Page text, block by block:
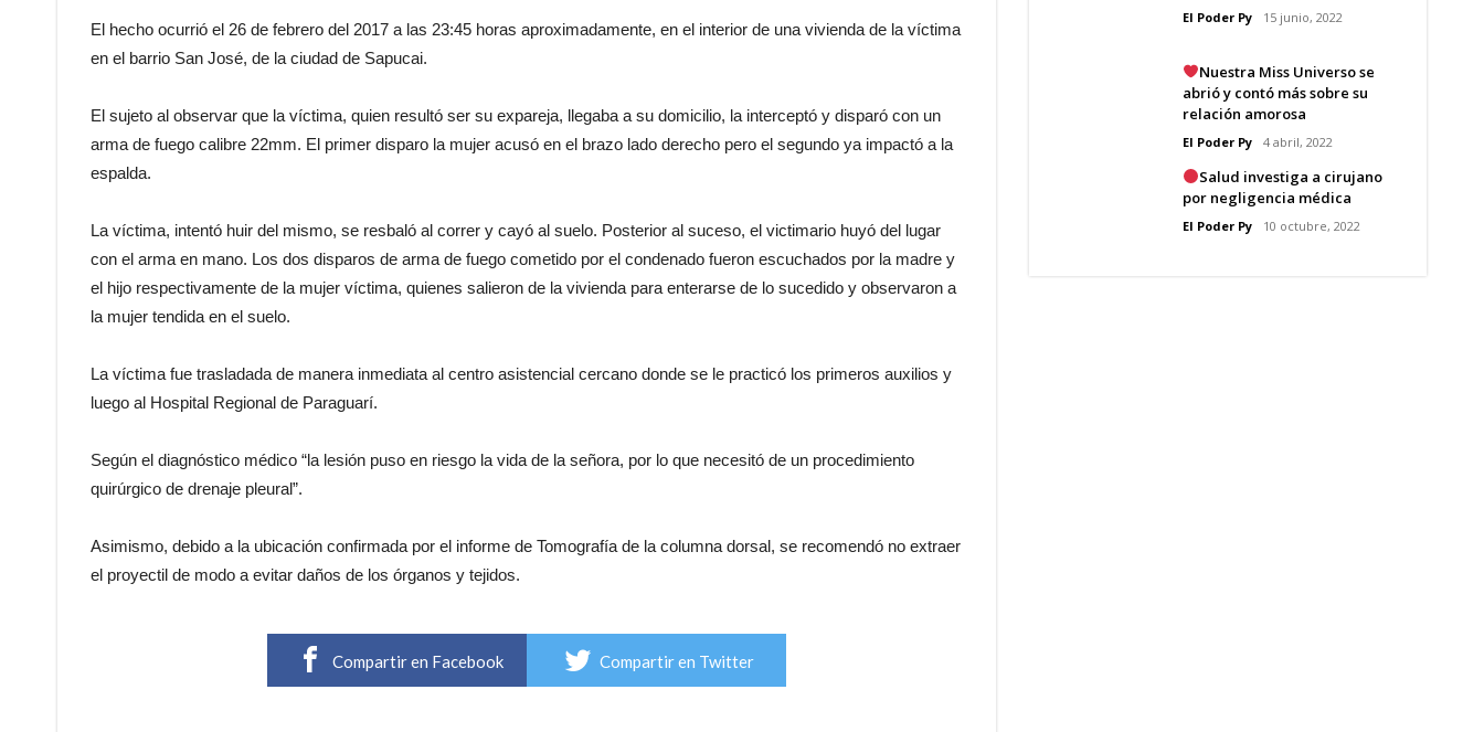
El hecho ocurrió el 26 de febrero del 2017 a las 23:45 horas aproximadamente, en el interior de una vivienda de la víctima
en el barrio San José, de la ciudad de Sapucai.
El sujeto al observar que la víctima, quien resultó ser su expareja, llegaba a su domicilio, la interceptó y disparó con un
arma de fuego calibre 22mm. El primer disparo la mujer acusó en el brazo lado derecho pero el segundo ya impactó a la
espalda.
La víctima, intentó huir del mismo, se resbaló al correr y cayó al suelo. Posterior al suceso, el victimario huyó del lugar
con el arma en mano. Los dos disparos de arma de fuego cometido por el condenado fueron escuchados por la madre y
el hijo respectivamente de la mujer víctima, quienes salieron de la vivienda para enterarse de lo sucedido y observaron a
la mujer tendida en el suelo.
La víctima fue trasladada de manera inmediata al centro asistencial cercano donde se le practicó los primeros auxilios y
luego al Hospital Regional de Paraguarí.
Según el diagnóstico médico “la lesión puso en riesgo la vida de la señora, por lo que necesitó de un procedimiento
quirúrgico de drenaje pleural”.
Asimismo, debido a la ubicación confirmada por el informe de Tomografía de la columna dorsal, se recomendó no extraer
el proyectil de modo a evitar daños de los órganos y tejidos.
Compartir en Facebook Compartir en Twitter
El Poder Py 15 junio, 2022
Nuestra Miss Universo se
abrió y contó más sobre su
relación amorosa
El Poder Py 4 abril, 2022
Salud investiga a cirujano
por negligencia médica
El Poder Py 10 octubre, 2022